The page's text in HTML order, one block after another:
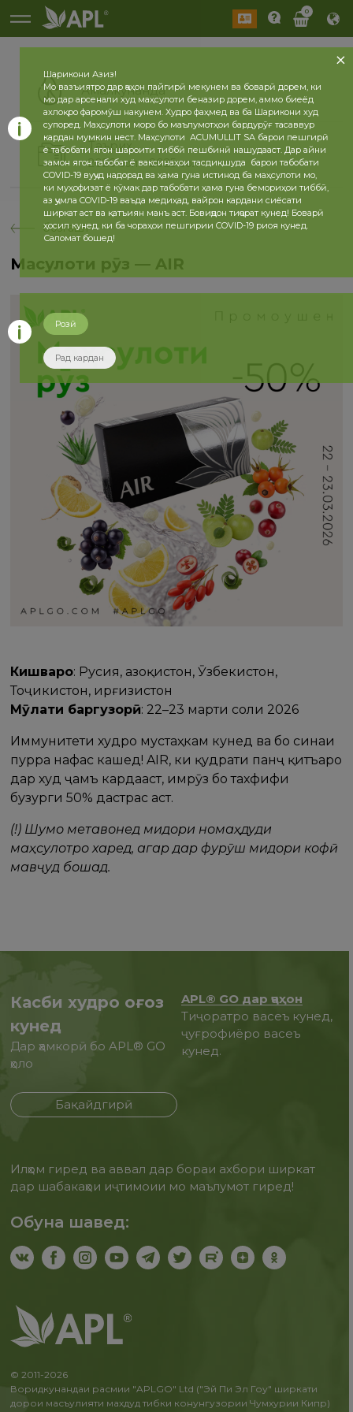
0
Амалкунанда
Таърих
2026 сол 2025 сол
бозгашт
Маҳсулоти рӯз — AIR
Кишварҳо: Русия, Қазоқистон, Ӯзбекистон,
Тоҷикистон, Қирғизистон
Мӯҳлати баргузорӣ: 22–23 марти соли 2026
Иммунитети худро мустаҳкам кунед ва бо синаи
пурра нафас кашед! AIR, ки қудрати панҷ қитъаро
дар худ ҷамъ кардааст, имрӯз бо тахфифи
бузурги 50% дастрас аст.
(!) Шумо метавонед миқдори номаҳдуди
маҳсулотро харед, агар дар фурӯш миқдори кофӣ
мавҷуд бошад.
Касби худро оғоз
кунед
Дар ҳамкорӣ бо APL® GO
ҳоло
Бақайдгирӣ
APL® GO дар ҷаҳон
Тиҷоратро васеъ кунед,
ҷуғрофиёро васеъ
кунед.
Илҳом гиред ва аввал дар бораи ахбори ширкат
дар шабакаҳои иҷтимоии мо маълумот гиред!
Обуна шавед:
© 2011-2026
Воридкунандаи расмии "APLGO" Ltd ("Эй Пи Эл Гоу" ширкати
дорои масъулияти махдуд тибки конунгузории Чумхурии Кипр)
Шарикони Азиз!
Мо вазъиятро дар ҷаҳон пайгирӣ мекунем ва боварӣ дорем, ки
мо дар арсенали худ маҳсулоти беназир дорем, аммо биеёд
ахлоқро фаромӯш накунем. Худро фаҳмед ва ба Шарикони худ
супоред. Маҳсулоти моро бо маълумотҳои бардурӯғ тасаввур
кардан мумкин нест. Маҳсулоти ACUMULLIT SA барои пешгирӣ
ё табобати ягон шароити тиббӣ пешбинӣ нашудааст. Дар айни
замон ягон табобат ё ваксинаҳои тасдиқшуда барои табобати
COVID-19 вуҷуд надорад ва ҳама гуна истинод ба маҳсулоти мо,
ки муҳофизат ё кӯмак дар табобати ҳама гуна бемориҳои тиббӣ,
аз ҷумла COVID-19 ваъда медиҳад, вайрон кардани сиёсати
ширкат аст ва қатъиян манъ аст. Бовиҷдон тиҷорат кунед! Боварӣ
ҳосил кунед, ки ба чораҳои пешгирии COVID-19 риоя кунед.
Саломат бошед!
Розӣ
Рад кардан